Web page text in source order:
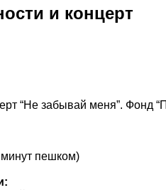
и концерт
“Не забывай меня”.
пешком)